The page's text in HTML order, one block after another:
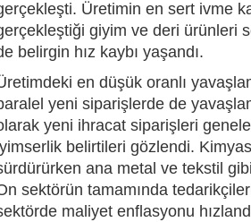
Üretimin en sert ivme
giyim ve deri ürünleri
belirgin hız kaybı yaşandı.
en düşük oranlı
yeni siparişlerde de
yeni ihracat siparişleri
belirtileri gözlendi.
ana metal ve tekstil
sektörün tamamında
maliyet enflasyonu